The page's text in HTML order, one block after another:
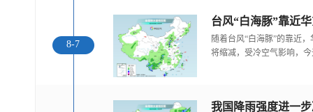
8-7
随着台风“白海豚”的靠近
将缩减，受冷空气影响，